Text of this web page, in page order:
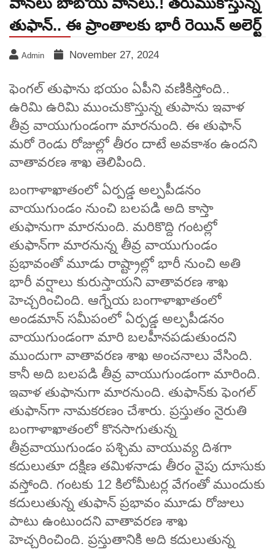
తుఫాన్.. ఈ ప్రాంతాలకు భారీ రెయిన్ అలెర్ట్
Admin November 27, 2024
ఫెంగల్‌ తుఫాను భయం ఏపీని వణికిస్తోంది..
ఉరిమి ఉరిమి ముంచుకొస్తున్న తుపాను ఇవాళ
తీవ్ర వాయుగుండంగా మారనుంది. ఈ తుఫాన్
మరో రెండు రోజుల్లో తీరం దాటే అవకాశం ఉందని
వాతావరణ శాఖ తెలిపింది.
బంగాళాఖాతంలో ఏర్పడ్డ అల్పపీడనం
వాయుగుండం నుంచి బలపడి అది కాస్తా
తుఫానుగా మారనుంది. మరికొద్ది గంటల్లో
తుఫాన్‌గా మారనున్న తీవ్ర వాయుగుండం
ప్రభావంతో మూడు రాష్ట్రాల్లో భారీ నుంచి అతి
భారీ వర్షాలు కురుస్తాయని వాతావరణ శాఖ
హెచ్చరించింది. ఆగ్నేయ బంగాళాఖాతంలో
అండమాన్ సమీపంలో ఏర్పడ్డ అల్పపీడనం
వాయుగుండంగా మారి బలహీనపడుతుందని
ముందుగా వాతావరణ శాఖ అంచనాలు వేసింది.
కానీ అది బలపడి తీవ్ర వాయుగుండంగా మారింది.
ఇవాళ తుఫానుగా మారనుంది. తుఫాన్‌కు ఫెంగల్
తుఫాన్‌గా నామకరణం చేశారు. ప్రస్తుతం నైరుతి
బంగాళాఖాతంలో కొనసాగుతున్న
తీవ్రవాయుగుండం పశ్చిమ వాయువ్య దిశగా
కదులుతూ దక్షిణ తమిళనాడు తీరం వైపు దూసుకు
వస్తోంది. గంటకు 12 కిలోమీటర్ల వేగంతో ముందుకు
కదులుతున్న తుఫాన్ ప్రభావం మూడు రోజులు
పాటు ఉంటుందని వాతావరణ శాఖ
హెచ్చరించింది. ప్రస్తుతానికి అది కదులుతున్న